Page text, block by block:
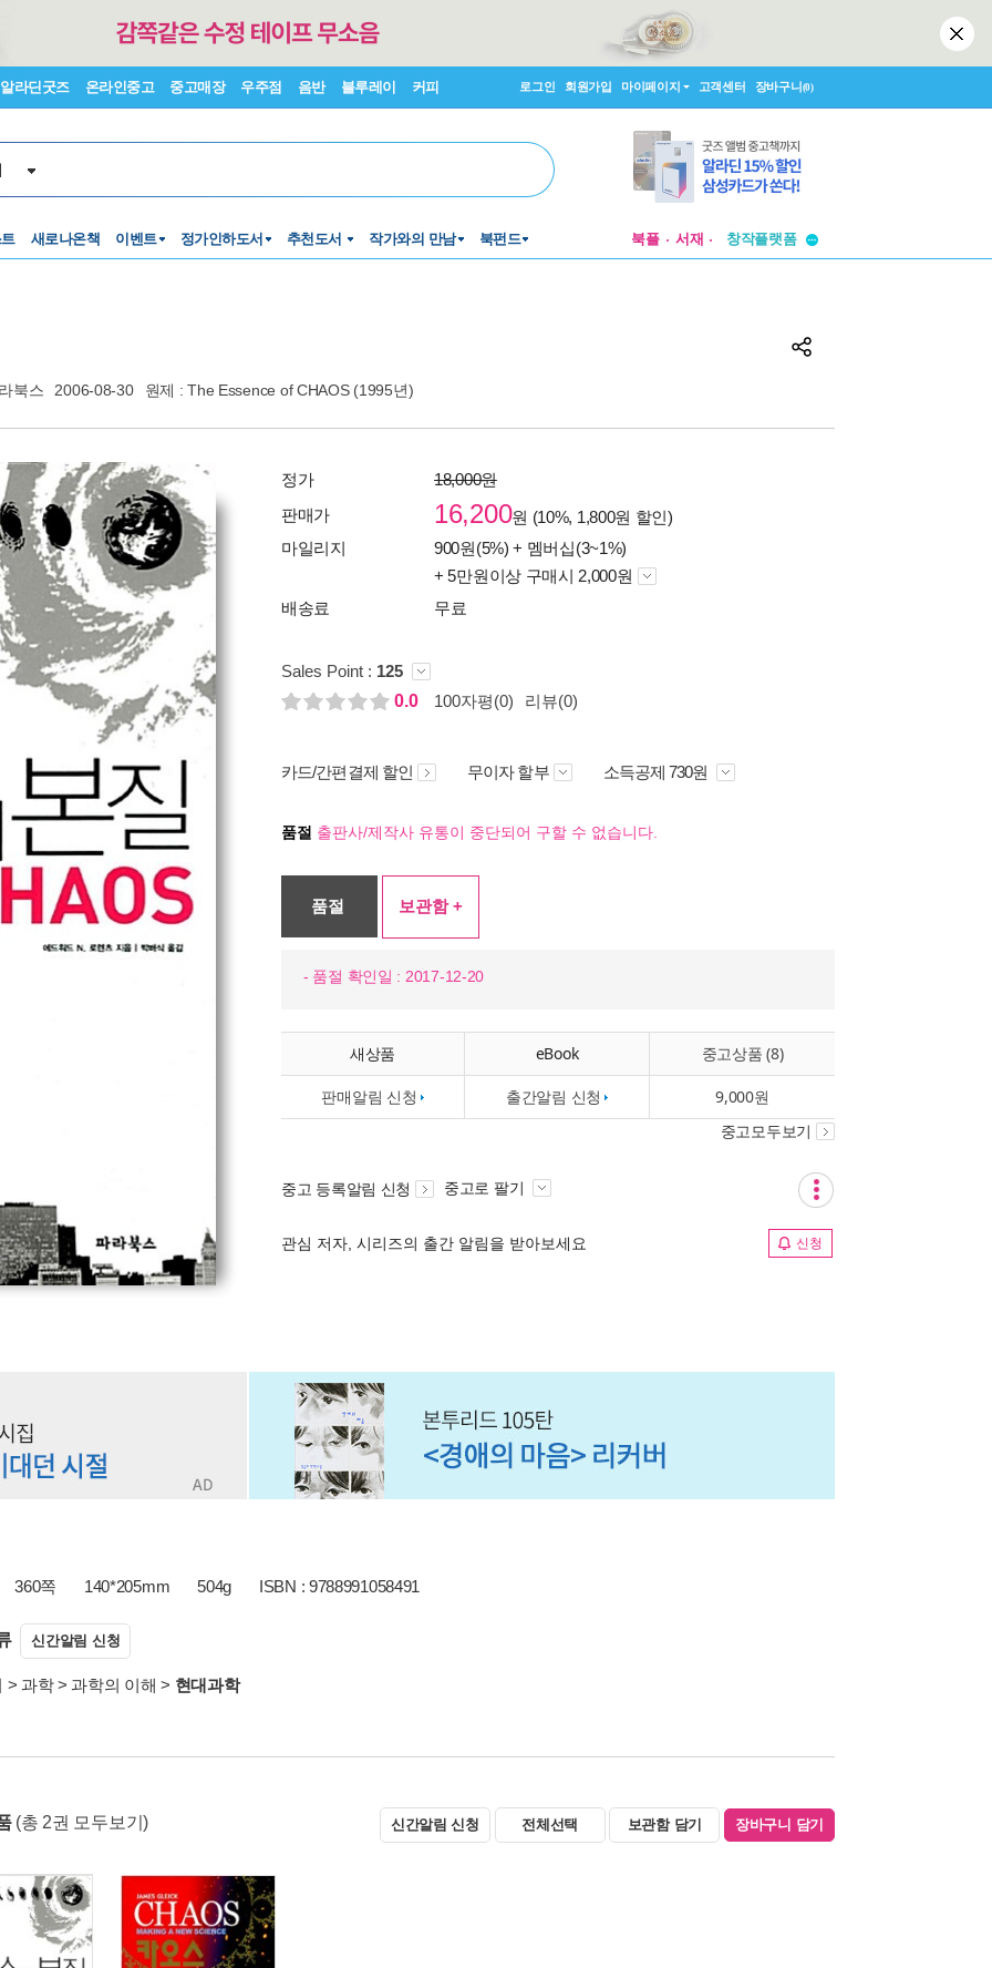
알라딘굿즈 온라인중고 중고매장 우주점 음반 블루레이 커피 로그인 회원가입 마이페이지 고객센터 장바구니(0)
새로나온책 이벤트 정가인하도서 추천도서 작가와의 만남 북펀드 북플 서재
창작플랫폼
북스 2006-08-30 원제 : The Essence of CHAOS (1995년)
정가
18,000원
판매가
16,200원 (10%, 1,800원 할인)
마일리지
900원(5%) + 멤버십(3~1%)
+ 5만원이상 구매시 2,000원
배송료
무료
Sales Point : 125
0.0
100자평(0) 리뷰(0)
카드/간편결제 할인 무이자 할부 소득공제 730원
품절 출판사/제작사 유통이 중단되어 구할 수 없습니다.
품절 보관함 +
- 품절 확인일 : 2017-12-20
새상품 eBook 중고상품 (8)
판매알림 신청 출간알림 신청 9,000원
중고모두보기
중고 등록알림 신청 중고로 팔기
관심 저자, 시리즈의 출간 알림을 받아보세요 신청
360쪽 140*205mm 504g ISBN : 9788991058491
신간알림 신청
> 과학>과학의 이해 > 현대과학
(총 2권 모두보기) 신간알림 신청 전체선택 보관함 담기 장바구니 담기